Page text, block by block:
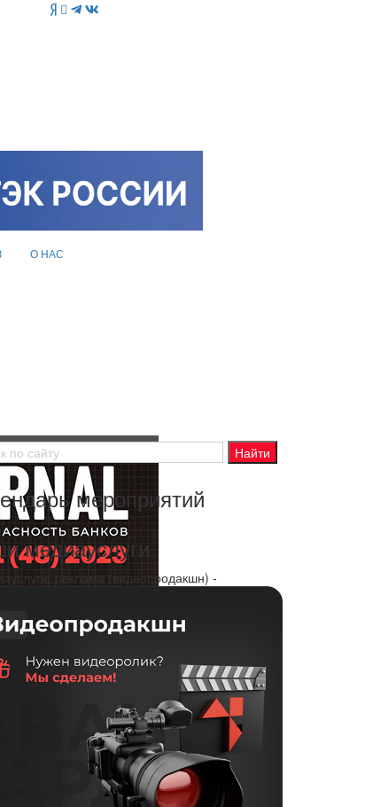
О НАС
мероприятий
медиауслуги
реклама (видеопродакшн) -